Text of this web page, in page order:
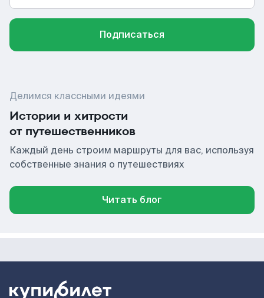
Подписаться
Делимся классными идеями
Истории и хитрости
от путешественников
Каждый день строим маршруты для вас, используя
собственные знания о путешествиях
Читать блог